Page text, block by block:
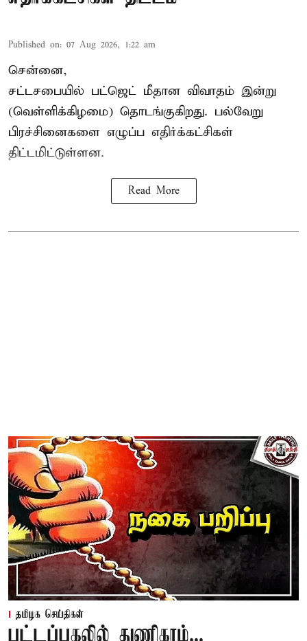
Published on: 07 Aug 2026, 1:22 am
சென்னை,
சட்டசபையில் பட்ஜெட் மீதான விவாதம் இன்று
(வெள்ளிக்கிழமை) தொடங்குகிறது. பல்வேறு
பிரச்சினைகளை எழுப்ப எதிர்க்கட்சிகள்
திட்டமிட்டுள்ளன.
Read More
தமிழக செய்திகள்
பட்டப்பகலில் துணிகரம்...